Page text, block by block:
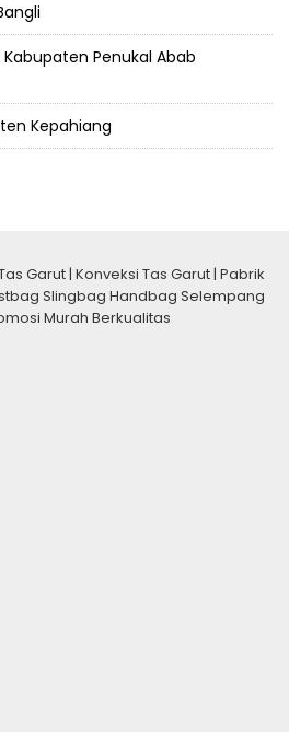
Penukal Abab
Kepahiang
Garut | Konveksi Tas Garut | Pabrik
Slingbag Handbag Selempang
Murah Berkualitas